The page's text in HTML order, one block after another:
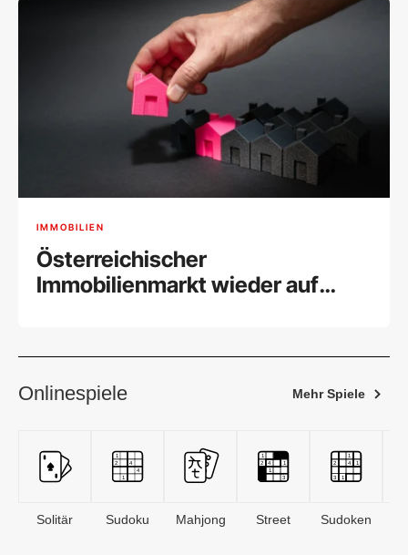
IMMOBILIEN
Österreichischer
Immobilienmarkt wieder auf
Onlinespiele Mehr Spiele
Solitär Sudoku Mahjong Street Sudoken